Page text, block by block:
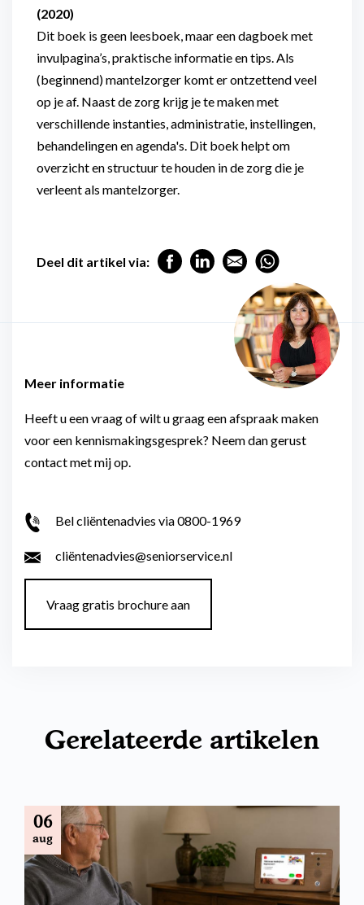
(2020)
Dit boek is geen leesboek, maar een dagboek met
invulpagina’s, praktische informatie en tips. Als
(beginnend) mantelzorger komt er ontzettend veel
op je af. Naast de zorg krijg je te maken met
verschillende instanties, administratie, instellingen,
behandelingen en agenda's. Dit boek helpt om
overzicht en structuur te houden in de zorg die je
verleent als mantelzorger.
Deel dit artikel via:
Meer informatie
Heeft u een vraag of wilt u graag een afspraak maken
voor een kennismakingsgesprek? Neem dan gerust
contact met mij op.
Bel cliëntenadvies via 0800-1969
cliëntenadvies@seniorservice.nl
Vraag gratis brochure aan
Gerelateerde artikelen
06
aug